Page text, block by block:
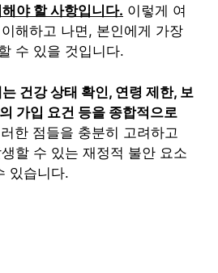
야 할 사항입니다. 이렇게 여
해하고 나면, 본인에게 가장
수 있을 것입니다.
건강 상태 확인, 연령 제한, 보
가입 요건 등을 종합적으로
한 점들을 충분히 고려하고
할 수 있는 재정적 불안 요소
있습니다.